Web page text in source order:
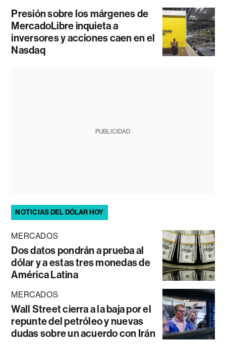
Presión sobre los márgenes de
MercadoLibre inquieta a
inversores y acciones caen en el
Nasdaq
PUBLICIDAD
NOTICIAS DEL DÓLAR HOY
MERCADOS
Dos datos pondrán a prueba al
dólar y a estas tres monedas de
América Latina
MERCADOS
Wall Street cierra a la baja por el
repunte del petróleo y nuevas
dudas sobre un acuerdo con Irán